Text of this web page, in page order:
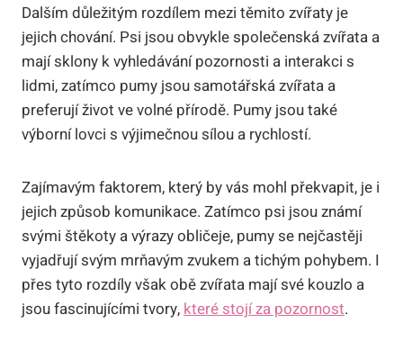
Dalším důležitým rozdílem mezi těmito zvířaty je
jejich chování. Psi jsou obvykle společenská zvířata a
mají sklony k vyhledávání pozornosti a interakci s
lidmi, zatímco pumy jsou samotářská zvířata a
preferují život ve volné přírodě. Pumy jsou také
výborní lovci s výjimečnou sílou a rychlostí.
Zajímavým faktorem, který by vás mohl překvapit, je i
jejich způsob komunikace. Zatímco psi jsou známí
svými štěkoty a výrazy obličeje, pumy se nejčastěji
vyjadřují svým mrňavým zvukem a tichým pohybem. I
přes tyto rozdíly však obě zvířata mají své kouzlo a
jsou fascinujícími tvory, které stojí za pozornost.